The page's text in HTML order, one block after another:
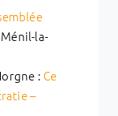
la-
: Ce
–